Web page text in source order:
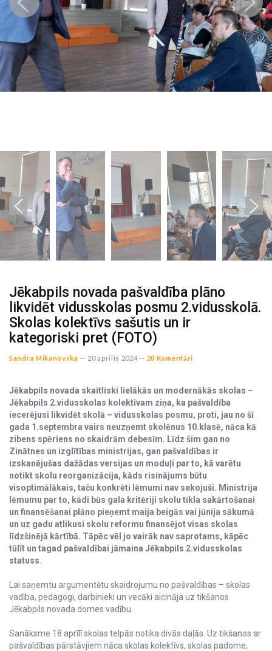
Jēkabpils novada pašvaldība plāno
likvidēt vidusskolas posmu 2.vidusskolā.
Skolas kolektīvs sašutis un ir
kategoriski pret (FOTO)
Sandra Mikanovska -- 20 aprilis 2024 -- 20 Komentāri
Jēkabpils novada skaitliski lielākās un modernākās skolas –
Jēkabpils 2.vidusskolas kolektīvam ziņa, ka pašvaldība
iecerējusi likvidēt skolā – vidusskolas posmu, proti, jau no šī
gada 1.septembra vairs neuzņemt skolēnus 10.klasē, nāca kā
zibens spēriens no skaidrām debesīm. Līdz šim gan no
Zinātnes un izglītības ministrijas, gan pašvaldības ir
izskanējušas dažādas versijas un moduļi par to, kā varētu
notikt skolu reorganizācija, kāds risinājums būtu
visoptimālākais, taču konkrēti lēmumi nav sekojuši. Ministrija
lēmumu par to, kādi būs gala kritēriji skolu tīkla sakārtošanai
un finansēšanai plāno pieņemt maija beigās vai jūnija sākumā
un uz gadu atlikusi skolu reformu finansējot visas skolas
līdzšinējā kārtībā. Tāpēc vēl jo vairāk nav saprotams, kāpēc
tūlīt un tagad pašvaldībai jāmaina Jēkabpils 2.vidusskolas
statuss.
Lai saņemtu argumentētu skaidrojumu no pašvaldības – skolas
vadība, pedagogi, darbinieki un vecāki aicināja uz tikšanos
Jēkabpils novada domes vadību.
Sanāksme 18.aprīlī skolas telpās notika divās daļās. Uz tikšanos ar
pašvaldības pārstāvjiem nāca skolas kolektīvs, skolas padome,